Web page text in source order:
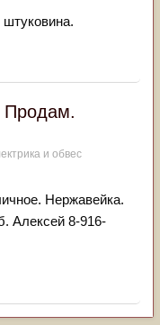
Продам.
и обвес
Нержавейка.
Алексей 8-916-